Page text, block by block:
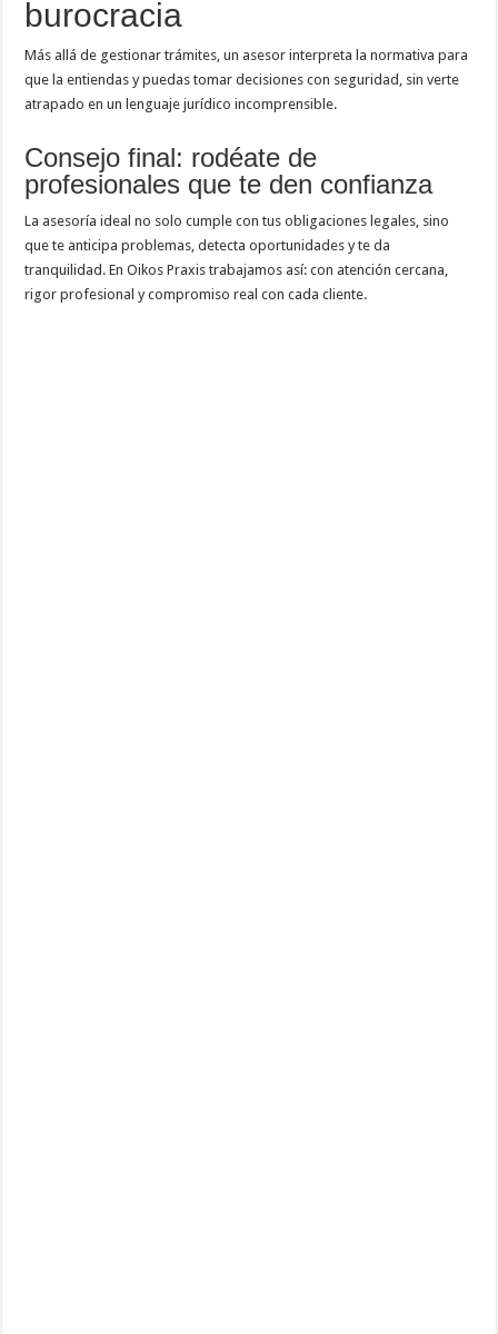
burocracia
Más allá de gestionar trámites, un asesor interpreta la normativa para
que la entiendas y puedas tomar decisiones con seguridad, sin verte
atrapado en un lenguaje jurídico incomprensible.
Consejo final: rodéate de
profesionales que te den confianza
La asesoría ideal no solo cumple con tus obligaciones legales, sino
que te anticipa problemas, detecta oportunidades y te da
tranquilidad. En Oikos Praxis trabajamos así: con atención cercana,
rigor profesional y compromiso real con cada cliente.